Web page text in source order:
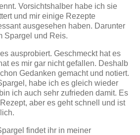
Vorsichtshalber habe ich sie
und mir einige Rezepte
ausgesehen haben. Darunter
Spargel und Reis.
ausprobiert. Geschmeckt hat es
es mir gar nicht gefallen. Deshalb
Gedanken gemacht und notiert.
habe ich es gleich wieder
ich auch sehr zufrieden damit. Es
aber es geht schnell und ist
findet ihr in meiner